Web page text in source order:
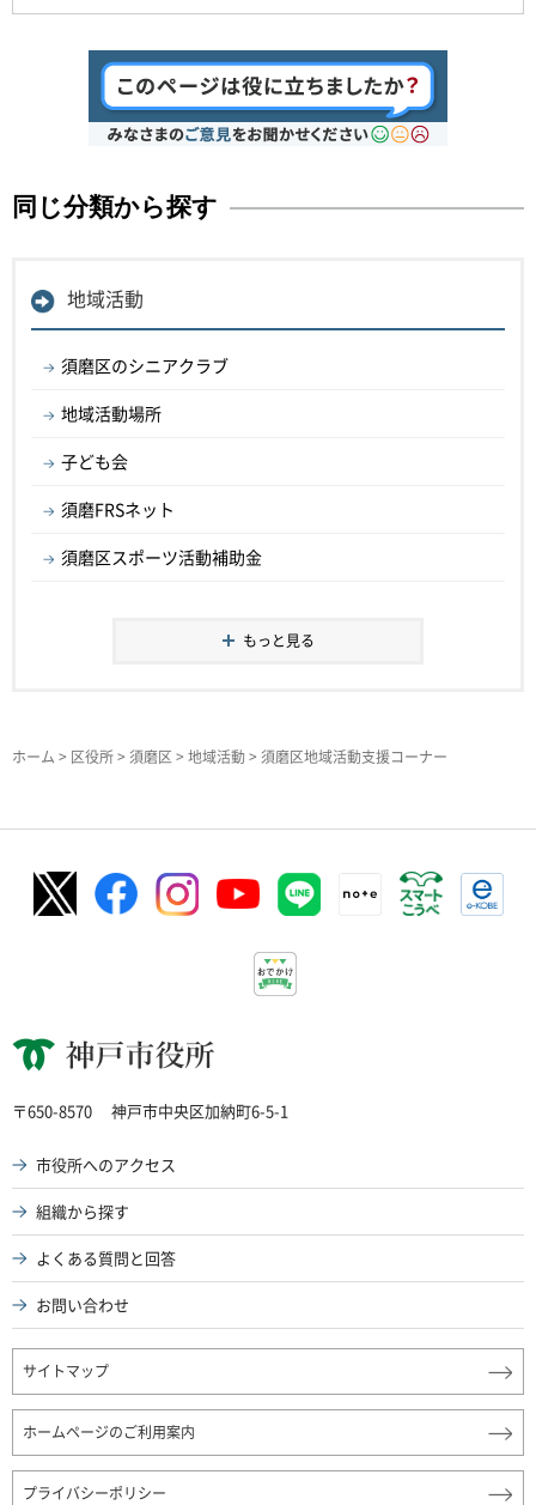
同じ分類から探す
地域活動
須磨区のシニアクラブ
地域活動場所
子ども会
須磨FRSネット
須磨区スポーツ活動補助金
もっと見る
ホーム > 区役所> 須磨区> 地域活動> 須磨区地域活動支援コーナー
神戸市役所
〒650-8570 神戸市中央区加納町6-5-1
市役所へのアクセス
組織から探す
よくある質問と回答
お問い合わせ
サイトマップ
ホームページのご利用案内
プライバシーポリシー